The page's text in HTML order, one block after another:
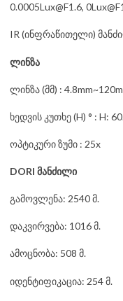
0.0005Lux@F1.6,
IR (ინფრაწითელი)
ლინზა
ლინზა (მმ) :
ხედვის კუთხე (H) ° : H:
ოპტიკური ზუმი : 25x
DORI მანძილი
გამოვლენა: 2540 მ.
დაკვირვება: 1016 მ.
ამოცნობა: 508 მ.
იდენტიფიკაცია: 254 მ.